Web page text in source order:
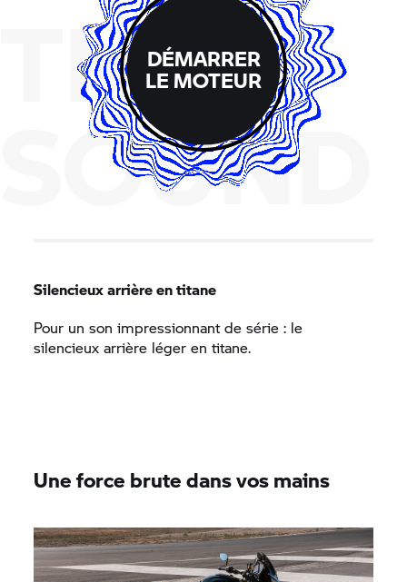
THE
SOUND
DÉMARRER
LE MOTEUR
Silencieux arrière en titane
Pour un son impressionnant de série : le
silencieux arrière léger en titane.
Une force brute dans vos mains